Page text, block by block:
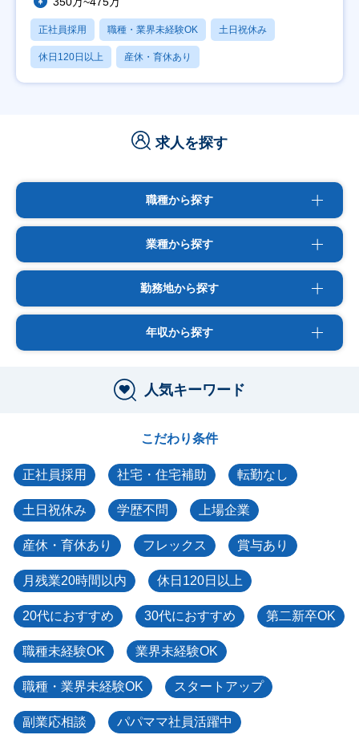
正社員採用 職種・業界未経験OK 土日祝休み
休日120日以上 産休・育休あり
求人を探す
職種から探す
業種から探す
勤務地から探す
年収から探す
人気キーワード
こだわり条件
正社員採用 社宅・住宅補助 転勤なし
土日祝休み 学歴不問 上場企業
産休・育休あり フレックス 賞与あり
月残業20時間以内 休日120日以上
20代におすすめ 30代におすすめ 第二新卒OK
職種未経験OK 業界未経験OK
職種・業界未経験OK スタートアップ
副業応相談 パパママ社員活躍中